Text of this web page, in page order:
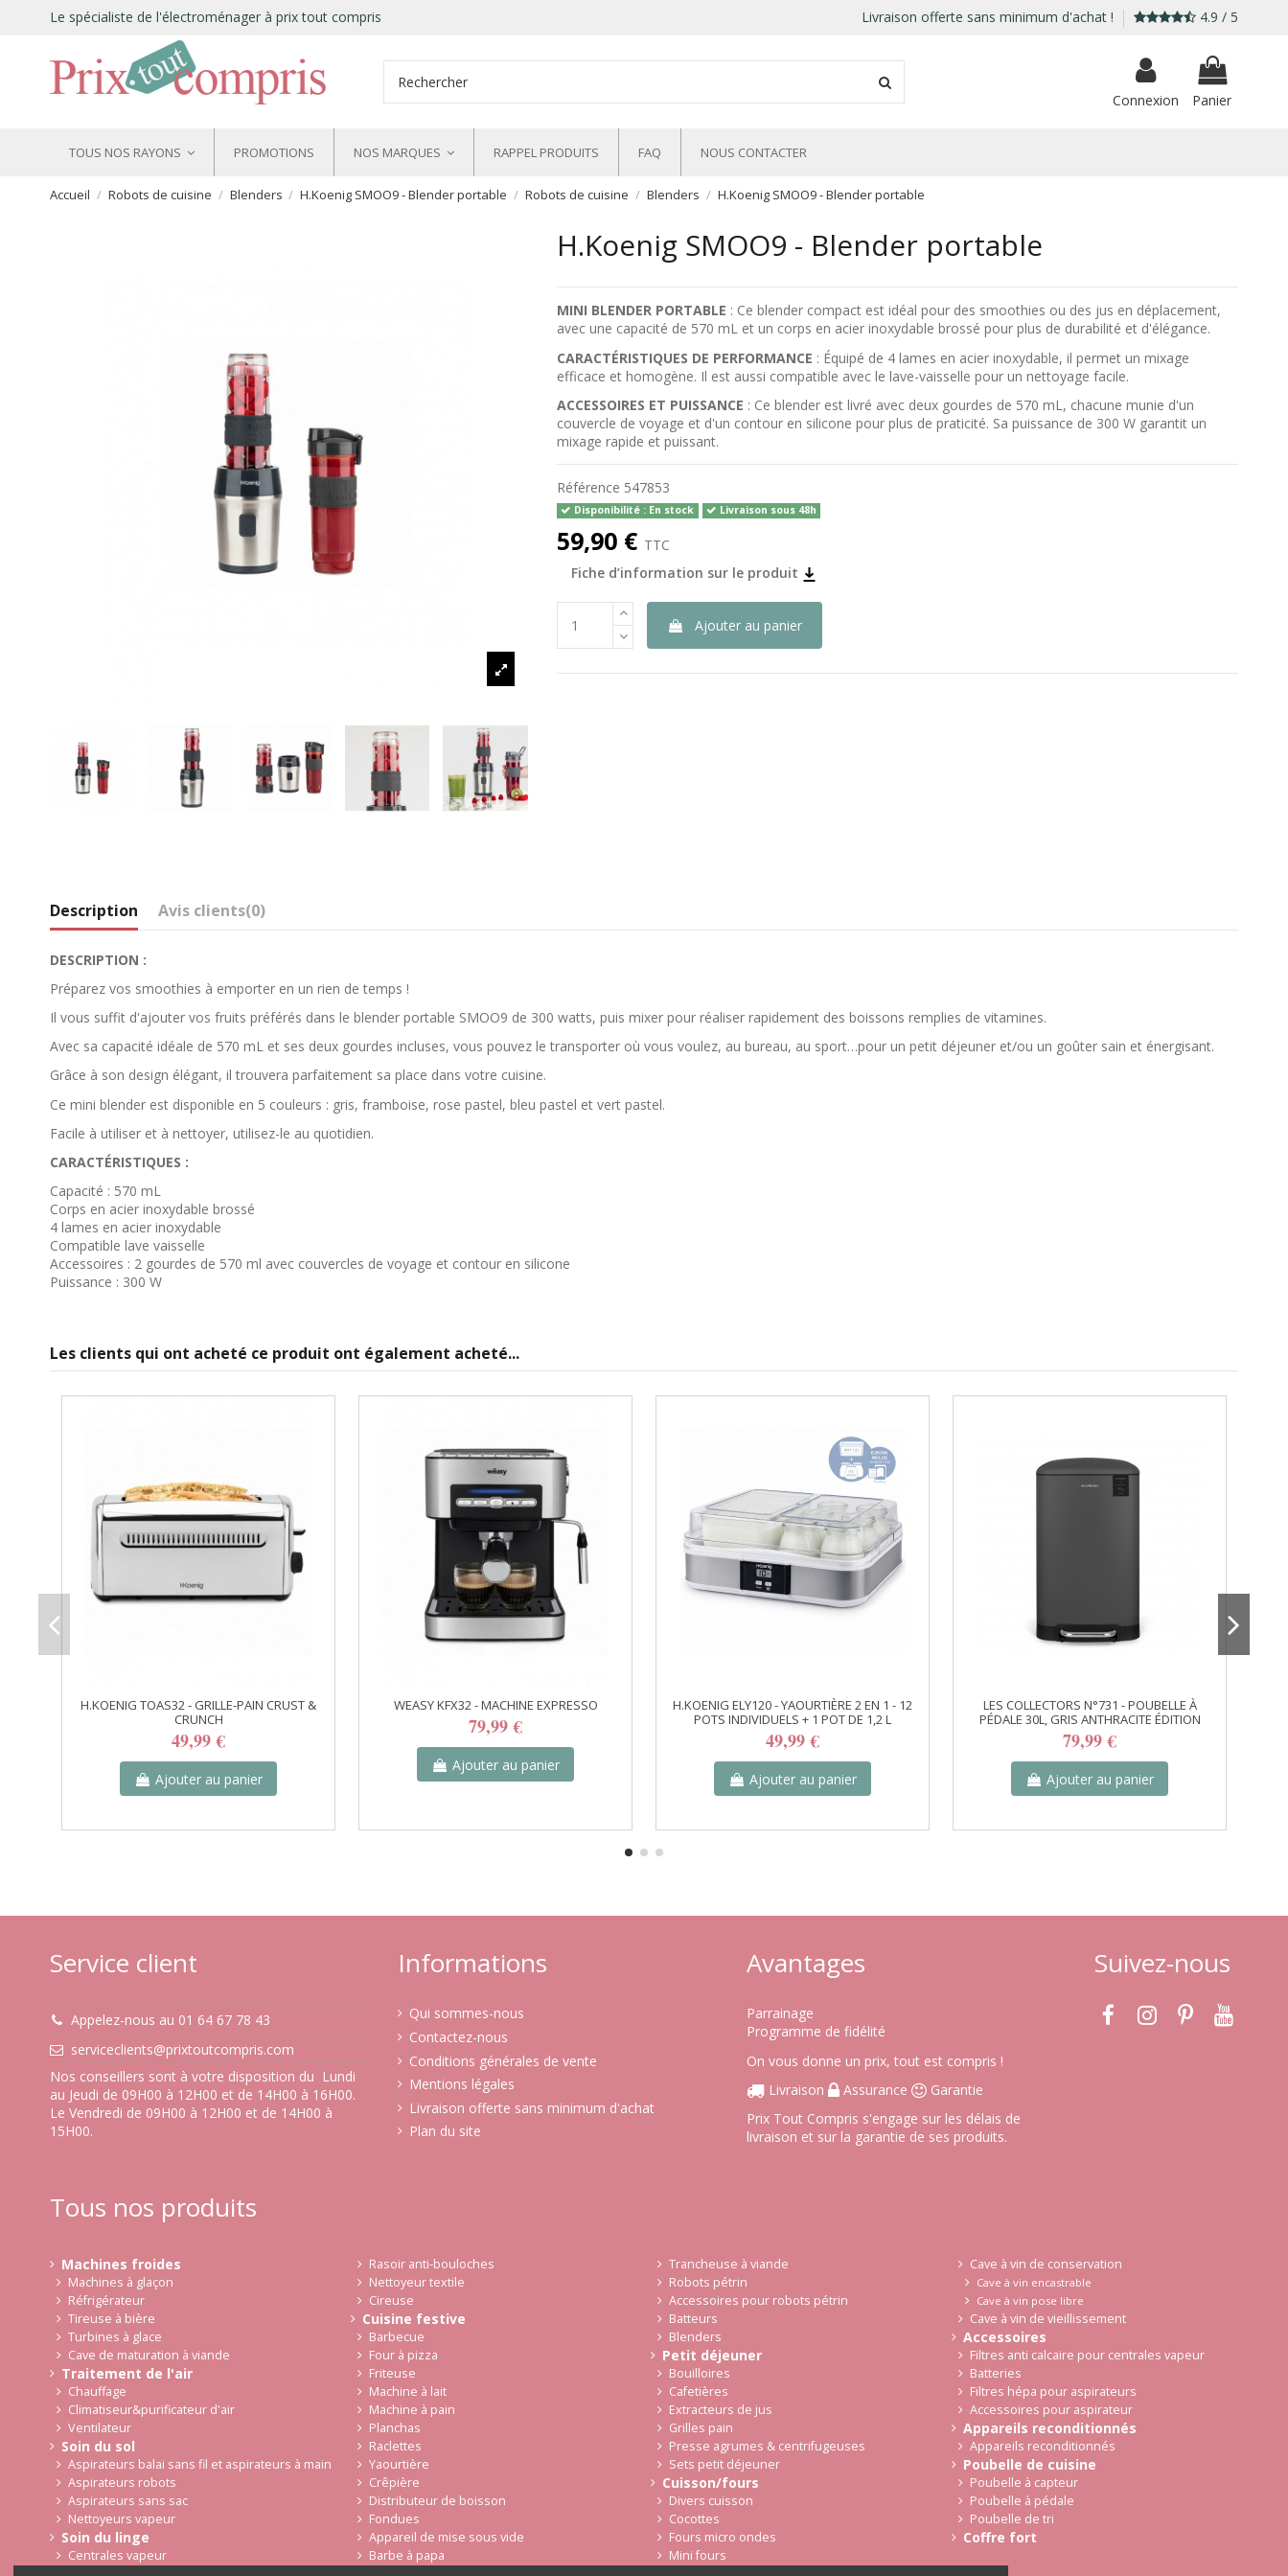
Le spécialiste de l'électroménager à prix tout compris Livraison offerte sans minimum d'achat ! 4.9 / 5
Connexion Panier
TOUS NOS RAYONS PROMOTIONS NOS MARQUES RAPPEL PRODUITS FAQ NOUS CONTACTER
Accueil Robots de cuisine Blenders H.Koenig SMOO9 - Blender portable Robots de cuisine Blenders H.Koenig SMOO9 - Blender portable
H.Koenig SMOO9 - Blender portable
MINI BLENDER PORTABLE : Ce blender compact est idéal pour des smoothies ou des jus en déplacement,
avec une capacité de 570 mL et un corps en acier inoxydable brossé pour plus de durabilité et d'élégance.
CARACTÉRISTIQUES DE PERFORMANCE : Équipé de 4 lames en acier inoxydable, il permet un mixage
efficace et homogène. Il est aussi compatible avec le lave-vaisselle pour un nettoyage facile.
ACCESSOIRES ET PUISSANCE : Ce blender est livré avec deux gourdes de 570 mL, chacune munie d'un
couvercle de voyage et d'un contour en silicone pour plus de praticité. Sa puissance de 300 W garantit un
mixage rapide et puissant.
Référence 547853
Disponibilité : En stock Livraison sous 48h
59,90 € TTC
Fiche d’information sur le produit
Ajouter au panier
Description Avis clients(0)
DESCRIPTION :
Préparez vos smoothies à emporter en un rien de temps !
Il vous suffit d'ajouter vos fruits préférés dans le blender portable SMOO9 de 300 watts, puis mixer pour réaliser rapidement des boissons remplies de vitamines.
Avec sa capacité idéale de 570 mL et ses deux gourdes incluses, vous pouvez le transporter où vous voulez, au bureau, au sport…pour un petit déjeuner et/ou un goûter sain et énergisant.
Grâce à son design élégant, il trouvera parfaitement sa place dans votre cuisine.
Ce mini blender est disponible en 5 couleurs : gris, framboise, rose pastel, bleu pastel et vert pastel.
Facile à utiliser et à nettoyer, utilisez-le au quotidien.
CARACTÉRISTIQUES :
Capacité : 570 mL
Corps en acier inoxydable brossé
4 lames en acier inoxydable
Compatible lave vaisselle
Accessoires : 2 gourdes de 570 ml avec couvercles de voyage et contour en silicone
Puissance : 300 W
Les clients qui ont acheté ce produit ont également acheté...
H.KOENIG TOAS32 - GRILLE-PAIN CRUST &
CRUNCH
49,99 €
Ajouter au panier
WEASY KFX32 - MACHINE EXPRESSO
79,99 €
Ajouter au panier
H.KOENIG ELY120 - YAOURTIÈRE 2 EN 1 - 12
POTS INDIVIDUELS + 1 POT DE 1,2 L
49,99 €
Ajouter au panier
LES COLLECTORS N°731 - POUBELLE À
PÉDALE 30L, GRIS ANTHRACITE ÉDITION
79,99 €
Ajouter au panier
Service client
Appelez-nous au 01 64 67 78 43
serviceclients@prixtoutcompris.com
Nos conseillers sont à votre disposition du Lundi
au Jeudi de 09H00 à 12H00 et de 14H00 à 16H00.
Le Vendredi de 09H00 à 12H00 et de 14H00 à
15H00.
Informations
Qui sommes-nous
Contactez-nous
Conditions générales de vente
Mentions légales
Livraison offerte sans minimum d'achat
Plan du site
Avantages
Parrainage
Programme de fidélité
On vous donne un prix, tout est compris !
Livraison
Assurance
Garantie
Prix Tout Compris s'engage sur les délais de
livraison et sur la garantie de ses produits.
Suivez-nous
Tous nos produits
Machines froides
Machines à glaçon
Réfrigérateur
Tireuse à bière
Turbines à glace
Cave de maturation à viande
Traitement de l'air
Chauffage
Climatiseur&purificateur d'air
Ventilateur
Soin du sol
Aspirateurs balai sans fil et aspirateurs à main
Aspirateurs robots
Aspirateurs sans sac
Nettoyeurs vapeur
Soin du linge
Centrales vapeur
Rasoir anti-bouloches
Nettoyeur textile
Cireuse
Cuisine festive
Barbecue
Four à pizza
Friteuse
Machine à lait
Machine à pain
Planchas
Raclettes
Yaourtière
Crêpière
Distributeur de boisson
Fondues
Appareil de mise sous vide
Barbe à papa
Trancheuse à viande
Robots pétrin
Accessoires pour robots pétrin
Batteurs
Blenders
Petit déjeuner
Bouilloires
Cafetières
Extracteurs de jus
Grilles pain
Presse agrumes & centrifugeuses
Sets petit déjeuner
Cuisson/fours
Divers cuisson
Cocottes
Fours micro ondes
Mini fours
Cave à vin de conservation
Cave à vin encastrable
Cave à vin pose libre
Cave à vin de vieillissement
Accessoires
Filtres anti calcaire pour centrales vapeur
Batteries
Filtres hépa pour aspirateurs
Accessoires pour aspirateur
Appareils reconditionnés
Appareils reconditionnés
Poubelle de cuisine
Poubelle à capteur
Poubelle à pédale
Poubelle de tri
Coffre fort